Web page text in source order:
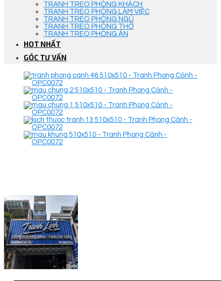
TRANH TREO PHÒNG KHÁCH
TRANH TREO PHÒNG LÀM VIỆC
TRANH TREO PHÒNG NGỦ
TRANH TREO PHÒNG THỜ
TRANH TREO PHÒNG ĂN
HOT NHẤT
GÓC TƯ VẤN